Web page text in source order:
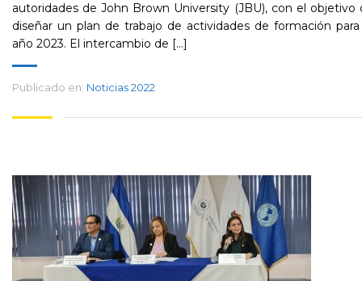
autoridades de John Brown University (JBU), con el objetivo
diseñar un plan de trabajo de actividades de formación
año 2023. El intercambio de [...]
Publicado en: Noticias 2022